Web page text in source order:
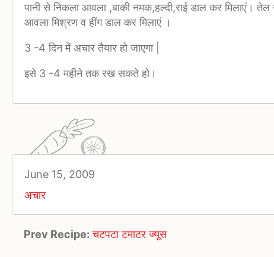
पानी से निकला आवला ,बाकी नमक,हल्दी,राई डाल कर मिलाएं।
आवला मिश्रण व हींग डाल कर मिलाएं ।
3 -4 दिन में अचार तैयार हो जाएगा |
इसे 3 -4 महीने तक रख सकते हो।
June 15, 2009
अचार
Prev Recipe: चटपटा टमाटर ज्यूस